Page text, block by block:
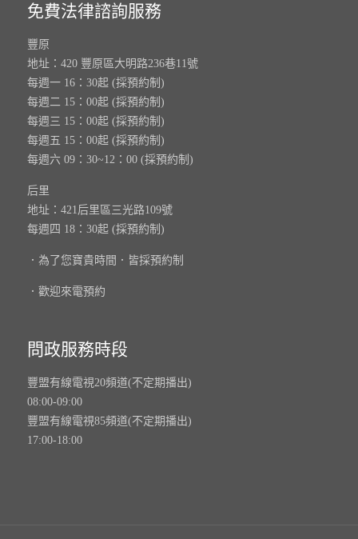
免費法律諮詢服務
豐原
地址：420 豐原區大明路236巷11號
每週一 16：30起 (採預約制)
每週二 15：00起 (採預約制)
每週三 15：00起 (採預約制)
每週五 15：00起 (採預約制)
每週六 09：30~12：00 (採預約制)
后里
地址：421后里區三光路109號
每週四 18：30起 (採預約制)
．為了您寶貴時間．皆採預約制
．歡迎來電預約
問政服務時段
豐盟有線電視20頻道(不定期播出)
08:00-09:00
豐盟有線電視85頻道(不定期播出)
17:00-18:00